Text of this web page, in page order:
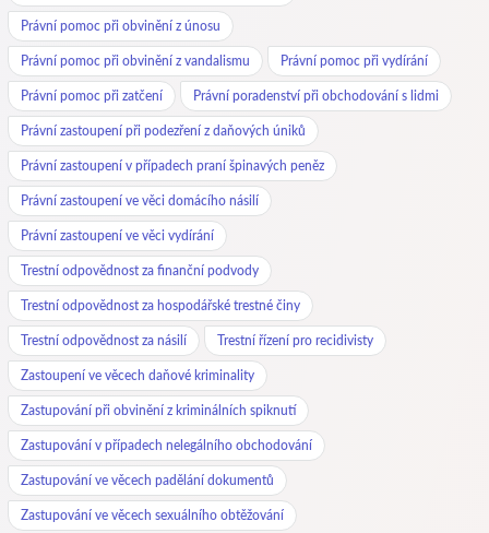
Právní pomoc při obvinění z únosu
Právní pomoc při obvinění z vandalismu Právní pomoc při vydírání
Právní pomoc při zatčení Právní poradenství při obchodování s lidmi
Právní zastoupení při podezření z daňových úniků
Právní zastoupení v případech praní špinavých peněz
Právní zastoupení ve věci domácího násilí
Právní zastoupení ve věci vydírání
Trestní odpovědnost za finanční podvody
Trestní odpovědnost za hospodářské trestné činy
Trestní odpovědnost za násilí Trestní řízení pro recidivisty
Zastoupení ve věcech daňové kriminality
Zastupování při obvinění z kriminálních spiknutí
Zastupování v případech nelegálního obchodování
Zastupování ve věcech padělání dokumentů
Zastupování ve věcech sexuálního obtěžování